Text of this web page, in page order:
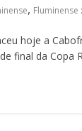
,
hoje a
final da Copa